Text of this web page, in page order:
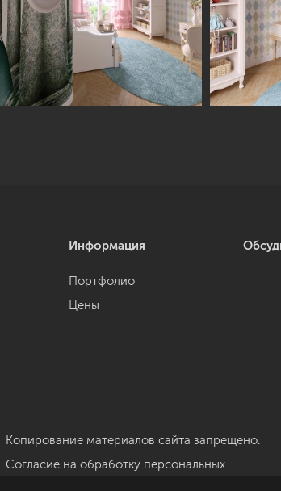
Информация
Портфолио
Цены
Копирование материалов сайта запрещено.
Согласие на обработку персональных